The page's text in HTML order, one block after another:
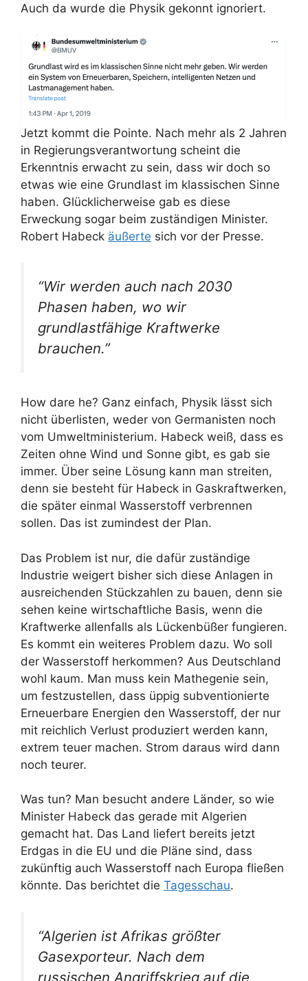
Auch da wurde die Physik gekonnt ignoriert.
Jetzt kommt die Pointe. Nach mehr als 2 Jahren
in Regierungsverantwortung scheint die
Erkenntnis erwacht zu sein, dass wir doch so
etwas wie eine Grundlast im klassischen Sinne
haben. Glücklicherweise gab es diese
Erweckung sogar beim zuständigen Minister.
Robert Habeck äußerte sich vor der Presse.
“Wir werden auch nach 2030
Phasen haben, wo wir
grundlastfähige Kraftwerke
brauchen.”
How dare he? Ganz einfach, Physik lässt sich
nicht überlisten, weder von Germanisten noch
vom Umweltministerium. Habeck weiß, dass es
Zeiten ohne Wind und Sonne gibt, es gab sie
immer. Über seine Lösung kann man streiten,
denn sie besteht für Habeck in Gaskraftwerken,
die später einmal Wasserstoff verbrennen
sollen. Das ist zumindest der Plan.
Das Problem ist nur, die dafür zuständige
Industrie weigert bisher sich diese Anlagen in
ausreichenden Stückzahlen zu bauen, denn sie
sehen keine wirtschaftliche Basis, wenn die
Kraftwerke allenfalls als Lückenbüßer fungieren.
Es kommt ein weiteres Problem dazu. Wo soll
der Wasserstoff herkommen? Aus Deutschland
wohl kaum. Man muss kein Mathegenie sein,
um festzustellen, dass üppig subventionierte
Erneuerbare Energien den Wasserstoff, der nur
mit reichlich Verlust produziert werden kann,
extrem teuer machen. Strom daraus wird dann
noch teurer.
Was tun? Man besucht andere Länder, so wie
Minister Habeck das gerade mit Algerien
gemacht hat. Das Land liefert bereits jetzt
Erdgas in die EU und die Pläne sind, dass
zukünftig auch Wasserstoff nach Europa fließen
könnte. Das berichtet die Tagesschau.
“Algerien ist Afrikas größter
Gasexporteur. Nach dem
russischen Angriffskrieg auf die